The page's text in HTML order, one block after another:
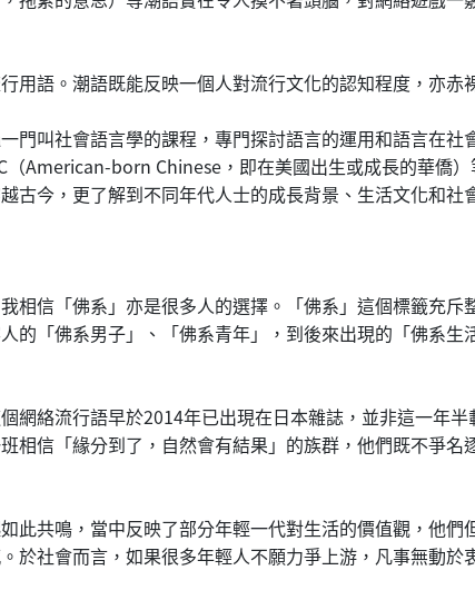
用語。潮語既能反映一個人對流行文化的認知程度，亦
門叫社會語言學的課程，專門探討語言的運用和語言在
（American-born Chinese，即在美國出生或成長的華僑
古今，更了解到不同年代人士的成長背景、生活文化和社
相信「佛系」亦是很多人的選擇。「佛系」這個標籤充
的「佛系男子」、「佛系青年」，到後來出現的「佛系
網絡流行語早於2014年已出現在日本雜誌，並非這一年
相信「緣分到了，自然會有結果」的族群，他們既不爭
此共鳴，當中反映了部分年輕一代對生活的價值觀，他
於社會而言，如果很多年輕人不願力爭上游，凡事無動